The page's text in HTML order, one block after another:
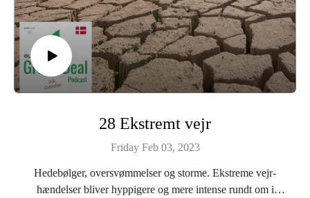
med Aloud Media for Euranet Plus.
Hermine Donceel er redaktør.
Tilrettelægger: Nicolai Zwinge.
Vært: Tue Sørensen.
Medvirkende: Henriette Laursen, direktør i Kvinfo
https://greendealdk.podbean.eu
https://linktr.ee/greendealdanmark
28 Ekstremt vejr
Friday Feb 03, 2023
Hedebølger, oversvømmelser og storme. Ekstreme vejr-
hændelser bliver hyppigere og mere intense rundt om i